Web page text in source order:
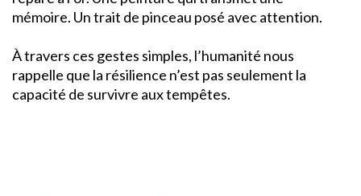
mémoire. Un trait de pinceau posé avec attention.
À travers ces gestes simples, l’humanité nous
rappelle que la résilience n’est pas seulement la
capacité de survivre aux tempêtes.